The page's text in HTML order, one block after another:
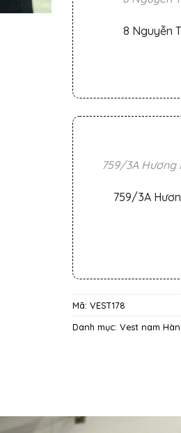
8 Nguyễn
759/3A Hương
759/3A
Mã: VEST178
Danh mục: Vest nam